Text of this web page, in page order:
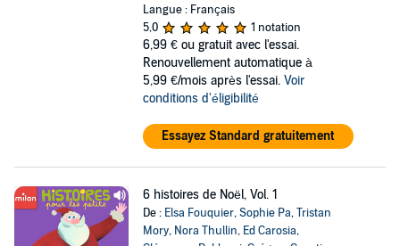
Langue : Français
5,0
1 notation
6,99 € ou gratuit avec l'essai.
Renouvellement automatique à
5,99 €/mois après l'essai. Voir
conditions d'éligibilité
Essayez Standard gratuitement
6 histoires de Noël, Vol. 1
De : Elsa Fouquier,Sophie Pa,Tristan
Mory, Nora Thullin, Ed Carosia,